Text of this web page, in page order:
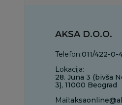
AKSA D.O.O.
Telefon:011/422-0-
Lokacija:
28. Juna 3 (bivša
3), 11000 Beograd
Mail: